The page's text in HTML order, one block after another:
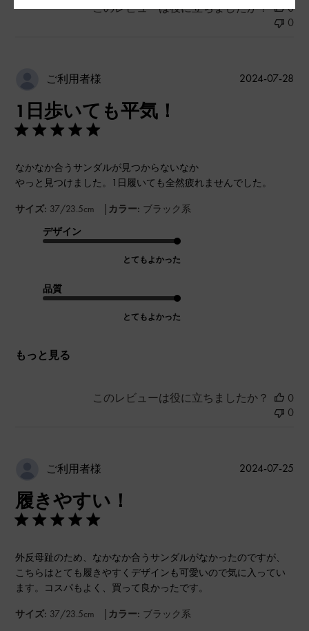
このレビューは役に立ちましたか？
0
0
ご利用者様
1日歩いても平気！
なかなか合うサンダルが見つからないなか
やっと見つけました。1日履いても全然疲れませんでした。
サイズ: 37/23.5cm | カラー: ブラック系
デザイン
とてもよかった
品質
とてもよかった
もっと見る
公
2024-07-28
このレビューは役に立ちましたか？
0
0
ご利用者様
履きやすい！
外反母趾のため、なかなか合うサンダルがなかったのですが、
こちらはとても履きやすくデザインも可愛いので気に入ってい
ます。コスパもよく、買って良かったです。
サイズ: 37/23.5cm | カラー: ブラック系
公
2024-07-25